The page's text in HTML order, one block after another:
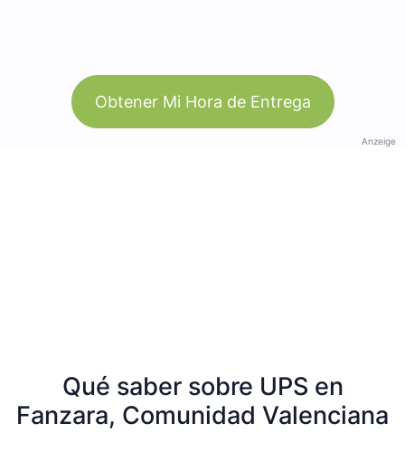
Obtener Mi Hora de Entrega
Anzeige
Qué saber sobre UPS en
Fanzara, Comunidad Valenciana